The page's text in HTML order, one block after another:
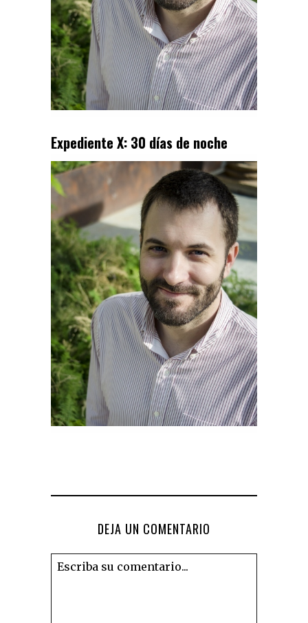
Expediente X: 30 días de noche
DEJA UN COMENTARIO